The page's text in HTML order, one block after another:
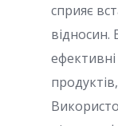
сприяє
відносин.